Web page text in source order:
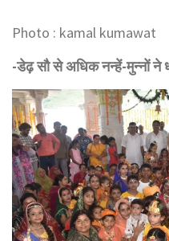
Photo : kamal kumawat
-डेढ़ सौ से अधिक नन्हें-मुन्नों ने